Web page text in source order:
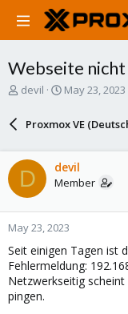
Webseite
T
d
s
t
t
e
r
devil
S
r
a
t
May 23, 2023
Proxmox VE
D devil
Member
May 23, 2023
Seit einigen Tagen ist
Fehlermeldung:
Netzwerkseitig
pingen.